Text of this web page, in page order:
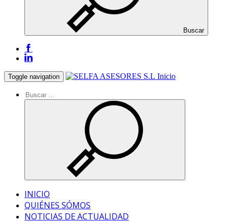
Buscar
Toggle navigation Inicio
INICIO
QUIÉNES SÓMOS
NOTICIAS DE ACTUALIDAD